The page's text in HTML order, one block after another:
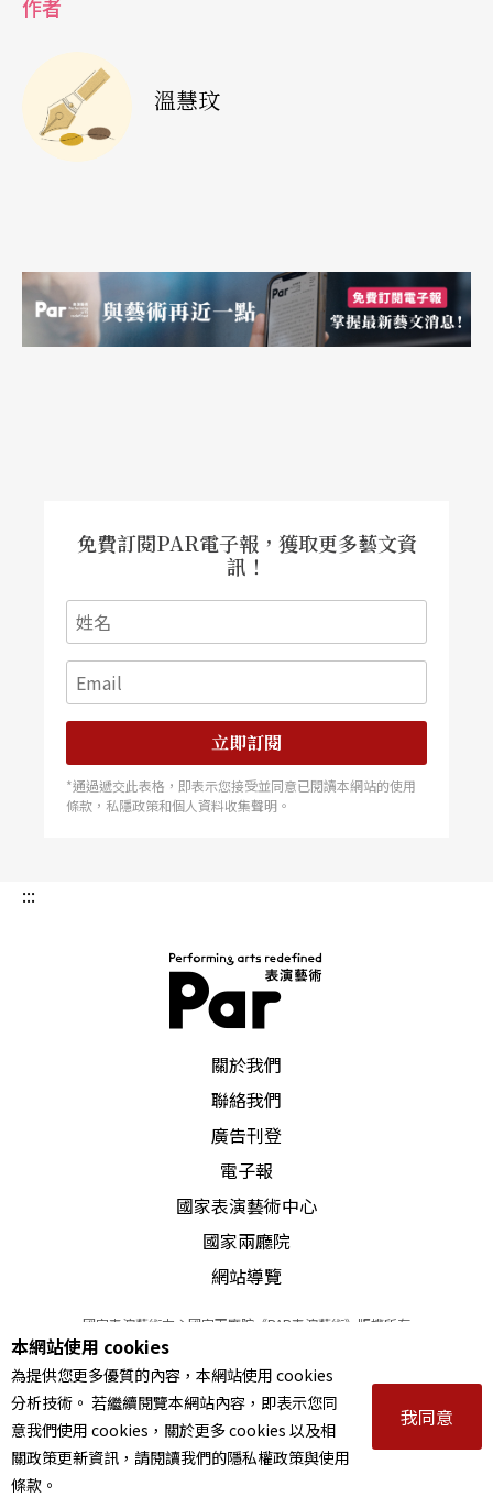
等人來購買。它可不可以被賦予新面貌，新的生命
註：案例取材自五觀出版社的《如何開發藝術市
場》。
作者
溫慧玟
免費訂閱PAR電子報，獲取更多藝文資
訊！
立即訂閱
*通過遞交此表格，即表示您接受並同意已閱讀本網站的使用
條款，私隱政策和個人資料收集聲明。
:::
關於我們
聯絡我們
廣告刊登
電子報
國家表演藝術中心
國家兩廳院
網站導覽
國家表演藝術中心國家兩廳院《PAR表演藝術》版權所有
© 2022Performing arts redefined. All Rights Reserved
統一編號 Tax Id number 00973926
本站所提供相關演出資訊，如有異動應以主辦單位公告為準。
服務條款｜隱私權聲明｜著作權聲明
本網站使用 cookies
為提供您更多優質的內容，本網站使用 cookies
分析技術。 若繼續閱覽本網站內容，即表示您同
意我們使用 cookies，關於更多 cookies 以及相
關政策更新資訊，請閱讀我們的隱私權政策與使用
條款。
我同意